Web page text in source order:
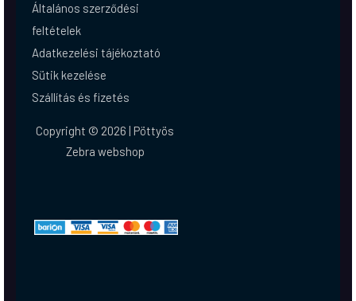
Általános szerződési
feltételek
Adatkezelési tájékoztató
Sütik kezelése
Szállítás és fizetés
Copyright © 2026 | Pöttyös
Zebra webshop